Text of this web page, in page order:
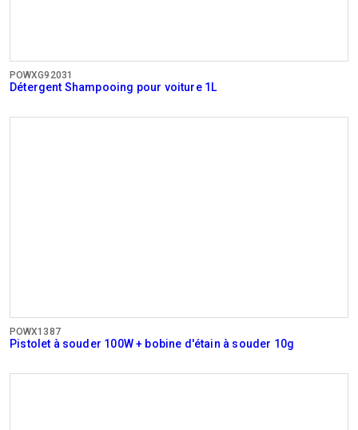
POWXG92031
Détergent Shampooing pour voiture 1L
POWX1387
Pistolet à souder 100W + bobine d'étain à souder 10g